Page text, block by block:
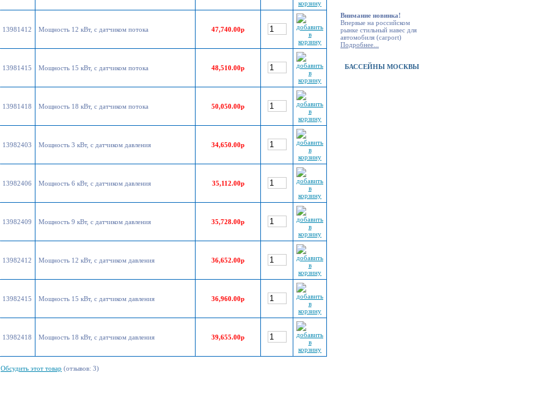
13981412 Мощность 12 кВт, с датчиком потока 47,740.00р
13981415 Мощность 15 кВт, с датчиком потока 48,510.00р
13981418 Мощность 18 кВт, с датчиком потока 50,050.00р
13982403 Мощность 3 кВт, с датчиком давления 34,650.00р
13982406 Мощность 6 кВт, с датчиком давления 35,112.00р
13982409 Мощность 9 кВт, с датчиком давления 35,728.00р
13982412 Мощность 12 кВт, с датчиком давления 36,652.00р
13982415 Мощность 15 кВт, с датчиком давления 36,960.00р
13982418 Мощность 18 кВт, с датчиком давления 39,655.00р
Обсудить этот товар (отзывов: 3)
Внимание новинка!
Впервые на российском
рынке стильный навес для
автомобиля (carport)
Подробнее...
БАССЕЙНЫ МОСКВЫ